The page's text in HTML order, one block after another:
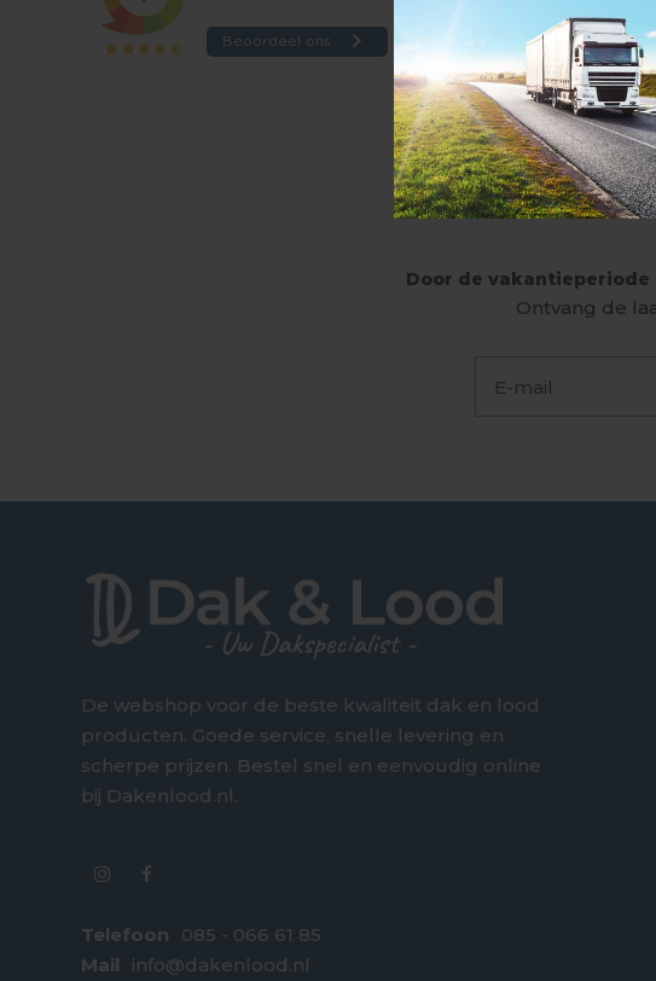
Door de
Ontvang de
De webshop voor de beste kwaliteit dak en lood
producten. Goede service, snelle levering en
scherpe prijzen. Bestel snel en eenvoudig online
bij Dakenlood.nl.
Telefoon
085 - 066 61 85
Mail
info@dakenlood.nl